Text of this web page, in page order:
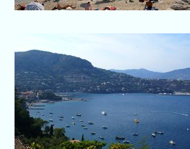
Corniche de l'Esterel
Baie entre Théoule-sur-Mer et la
Napoule